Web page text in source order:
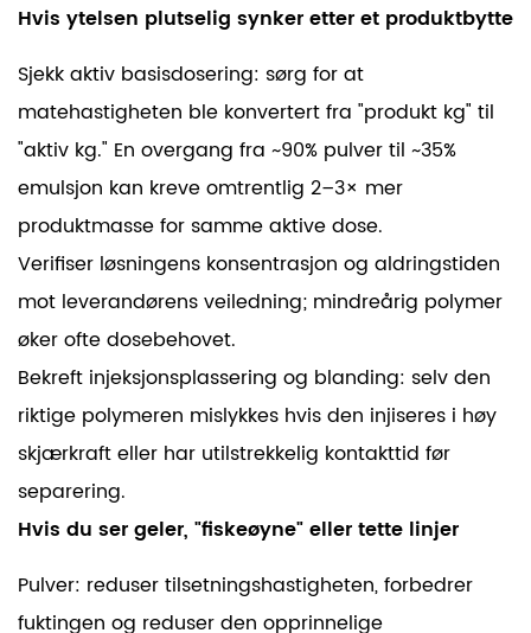
Hvis ytelsen plutselig synker etter et produktbytte
Sjekk aktiv basisdosering: sørg for at
matehastigheten ble konvertert fra "produkt kg" til
"aktiv kg." En overgang fra ~90% pulver til ~35%
emulsjon kan kreve omtrentlig 2–3× mer
produktmasse for samme aktive dose.
Verifiser løsningens konsentrasjon og aldringstiden
mot leverandørens veiledning; mindreårig polymer
øker ofte dosebehovet.
Bekreft injeksjonsplassering og blanding: selv den
riktige polymeren mislykkes hvis den injiseres i høy
skjærkraft eller har utilstrekkelig kontakttid før
separering.
Hvis du ser geler, "fiskeøyne" eller tette linjer
Pulver: reduser tilsetningshastigheten, forbedrer
fuktingen og reduser den opprinnelige